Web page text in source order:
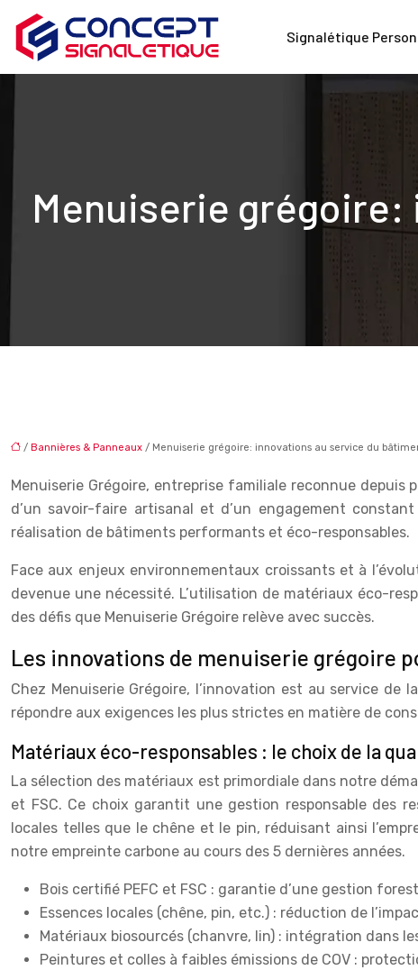
Signalétique
Menuiserie
/ Bannières & Panneaux / Menuiserie grégoire: innovations au service du
Menuiserie Grégoire, entreprise familiale reconnue
d’un savoir-faire artisanal et d’un engagement
réalisation de bâtiments performants et éco-responsables.
Face aux enjeux environnementaux croissants et à
devenue une nécessité. L’utilisation de matériaux éco-
des défis que Menuiserie Grégoire relève avec succès.
Les innovations de menuiserie grégoire
Chez Menuiserie Grégoire, l’innovation est au service de
répondre aux exigences les plus strictes en matière de
Matériaux éco-responsables : le choix de la
La sélection des matériaux est primordiale dans notre
et FSC. Ce choix garantit une gestion responsable des
locales telles que le chêne et le pin, réduisant ainsi
notre empreinte carbone au cours des 5 dernières années.
Bois certifié PEFC et FSC : garantie d’une gestion
Essences locales (chêne, pin, etc.) : réduction de
Matériaux biosourcés (chanvre, lin) : intégration dans
Peintures et colles à faibles émissions de COV :